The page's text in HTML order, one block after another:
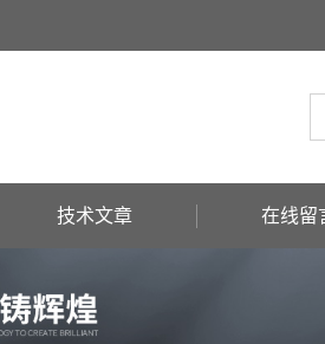
技术文章 在线留